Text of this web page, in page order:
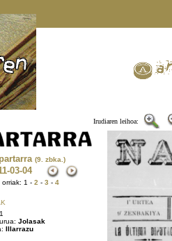
Irudiaren leihoa:
(9. zbka.)
-03-04
orriak: 1 - 2 - 3 - 4
Jolasak
Illarrazu